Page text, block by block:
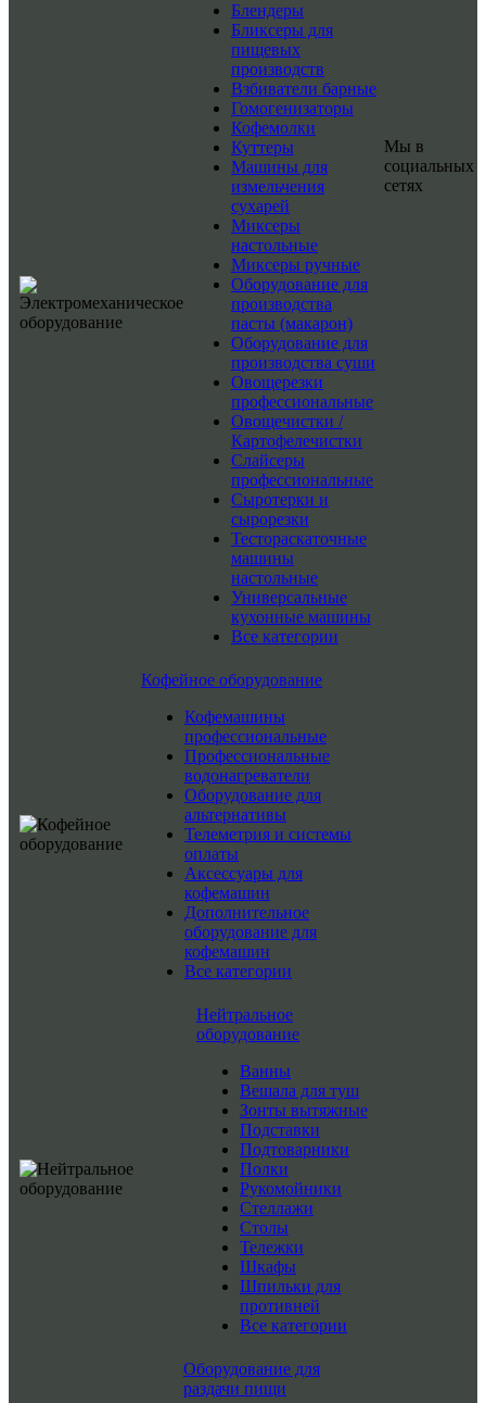
Блендеры
Бликсеры для
пищевых
производств
Взбиватели барные
Гомогенизаторы
Кофемолки
Куттеры
Машины для
измельчения
сухарей
Миксеры
настольные
Миксеры ручные
Оборудование для
производства
пасты (макарон)
Оборудование для
производства суши
Овощерезки
профессиональные
Овощечистки /
Картофелечистки
Слайсеры
профессиональные
Сыротерки и
сырорезки
Тестораскаточные
машины
настольные
Универсальные
кухонные машины
Все категории
Кофейное оборудование
Кофемашины
профессиональные
Профессиональные
водонагреватели
Оборудование для
альтернативы
Телеметрия и системы
оплаты
Аксессуары для
кофемашин
Дополнительное
оборудование для
кофемашин
Все категории
Нейтральное
оборудование
Ванны
Вешала для туш
Зонты вытяжные
Подставки
Подтоварники
Полки
Рукомойники
Стеллажи
Столы
Тележки
Шкафы
Шпильки для
противней
Все категории
Оборудование для
раздачи пищи
Мы в
социальных
сетях